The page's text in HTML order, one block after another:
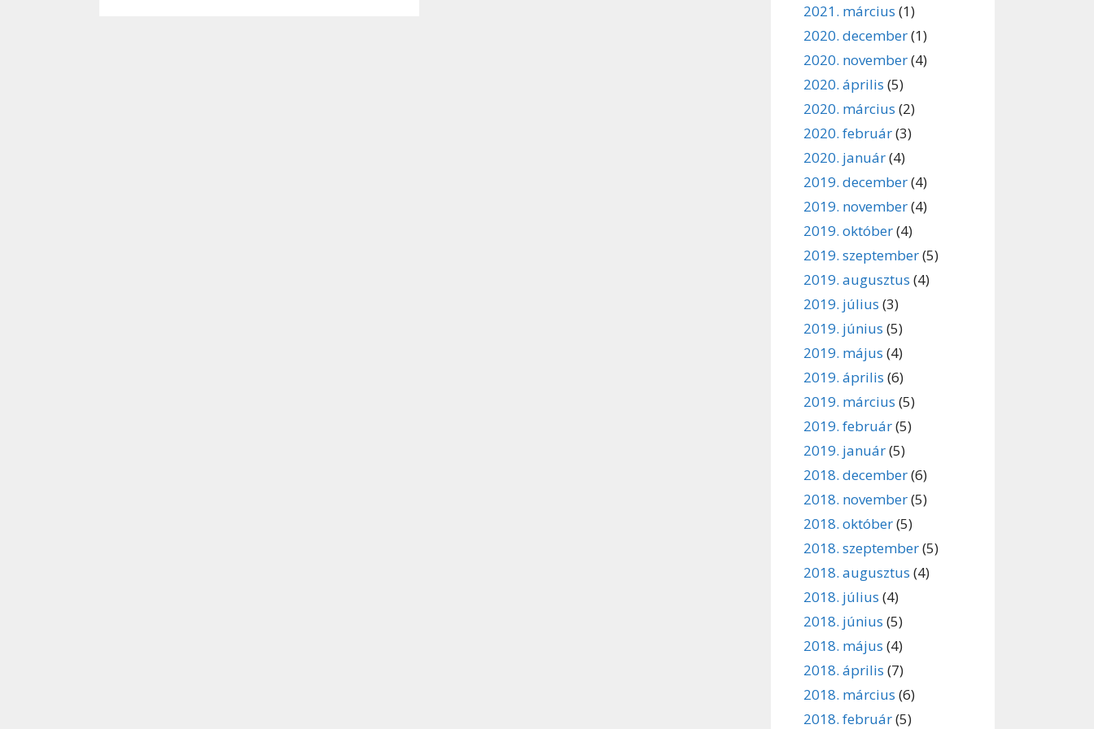
2021. március (1)
2020. december(1)
2020. november(4)
2020. április (5)
2020. március (2)
2020. február(3)
2020. január(4)
2019. december(4)
2019. november(4)
2019. október(4)
2019. szeptember(5)
2019. augusztus (4)
2019. július (3)
2019. június (5)
2019. május (4)
2019. április (6)
2019. március (5)
2019. február(5)
2019. január(5)
2018. december(6)
2018. november(5)
2018. október(5)
2018. szeptember(5)
2018. augusztus (4)
2018. július (4)
2018. június (5)
2018. május (4)
2018. április (7)
2018. március (6)
2018. február(5)